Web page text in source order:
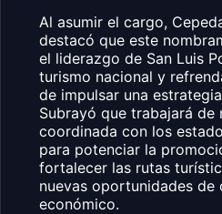
Al asumir el cargo,
destacó que este
el liderazgo de San Luis
turismo nacional y
de impulsar una
Subrayó que trabajará de
coordinada con los
para potenciar la
fortalecer las rutas
nuevas oportunidades de
económico.